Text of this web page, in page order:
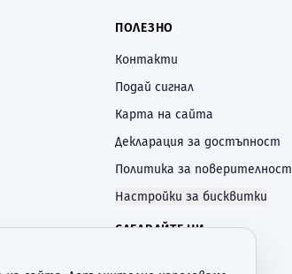
ПОЛЕЗНО
Контакти
Подай сигнал
Карта на сайта
Декларация за достъпност
Политика за поверителност
Настройки за бисквитки
СЛЕДВАЙТЕ НИ